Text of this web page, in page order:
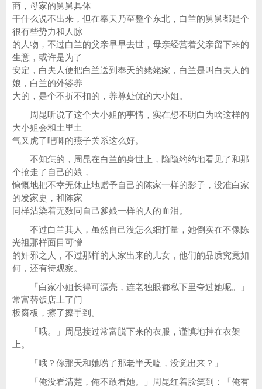
商，母家的舅舅具体
干什么说不出来，但在奉天乃至整个东北，白兰的舅舅都是个
很有些势力和人脉
的人物，不过白兰的父亲早早去世，母亲经营着父亲留下来的
生意，或许是为了
安定，白夫人便把白兰送到奉天的姥姥家，白兰是叫白夫人的
娘，白兰的外婆养
大的，是个不折不扣的，养尊处优的大小姐。
周昆听说了这个大小姐的事情，实在想不明白为啥这样的
大小姐会和土里土
气又虎了吧唧的燕子关系这么好。
不知怎的，周昆在白兰的身世上，隐隐约约地看见了和那
个抢走了自己的娘，
慷慨地把不幸无休止地赠予自己的陈家一样的影子，没准白家
的发家史，和陈家
同样沾染着无数同自己爹娘一样的人的血泪。
不过白兰其人，虽然自己没怎么细打量，她倒实在不像陈
光祖那样面目可憎
的奸邪之人，不过那样的人家出来的儿女，他们的品质究竟如
何，还有待观察。
「白家小姐长得可漂亮，连老独眼都私下里夸过她呢。」
常富替饭店上了门
板窗板，擦了擦手到。
「哦。」周昆接过常富脱下来的衣服，谨慎地挂在衣架
上。
「哦？你那天和她唠了那老半天嗑，没觉出来？」
「俺没看清楚，俺不敢看她。」周昆红着脸笑到：「俺有